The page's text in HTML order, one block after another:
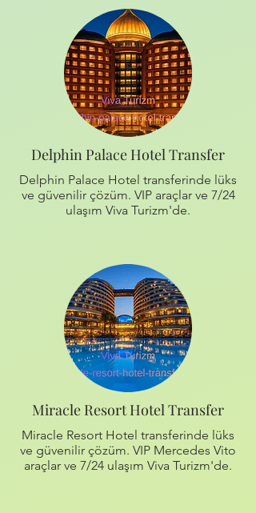
Delphin Palace Hotel Transfer
Delphin Palace Hotel transferinde lüks
ve güvenilir çözüm. VIP araçlar ve 7/24
ulaşım Viva Turizm'de.
Miracle Resort Hotel Transfer
Miracle Resort Hotel transferinde lüks
ve güvenilir çözüm. VIP Mercedes Vito
araçlar ve 7/24 ulaşım Viva Turizm'de.